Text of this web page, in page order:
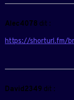
Alec4078 dit :
https://shorturl.fm/
David2349 dit :